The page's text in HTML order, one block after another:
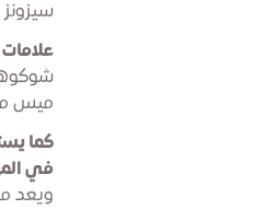
ميس
كما
في
ويعد